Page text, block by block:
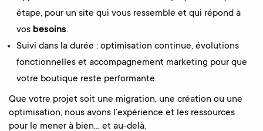
étape, pour un site qui vous ressemble et qui répond à
vos besoins.
Suivi dans la durée : optimisation continue, évolutions
fonctionnelles et accompagnement marketing pour que
votre boutique reste performante.
Que votre projet soit une migration, une création ou une
optimisation, nous avons l’expérience et les ressources
pour le mener à bien… et au-delà.